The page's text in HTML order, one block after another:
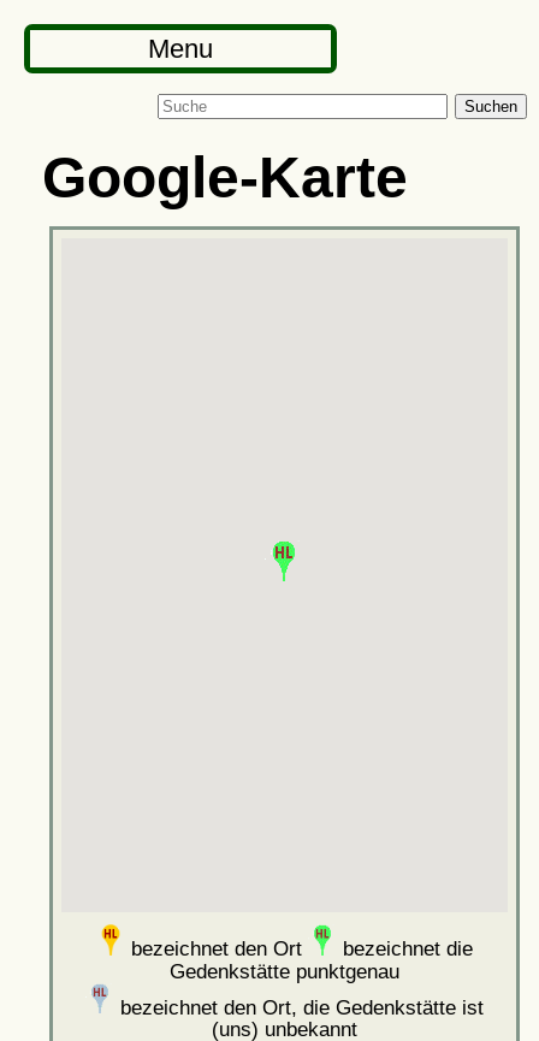
Menu
Suchen
Google-Karte
bezeichnet den Ort
bezeichnet die
Gedenkstätte punktgenau
bezeichnet den Ort, die Gedenkstätte ist
(uns) unbekannt